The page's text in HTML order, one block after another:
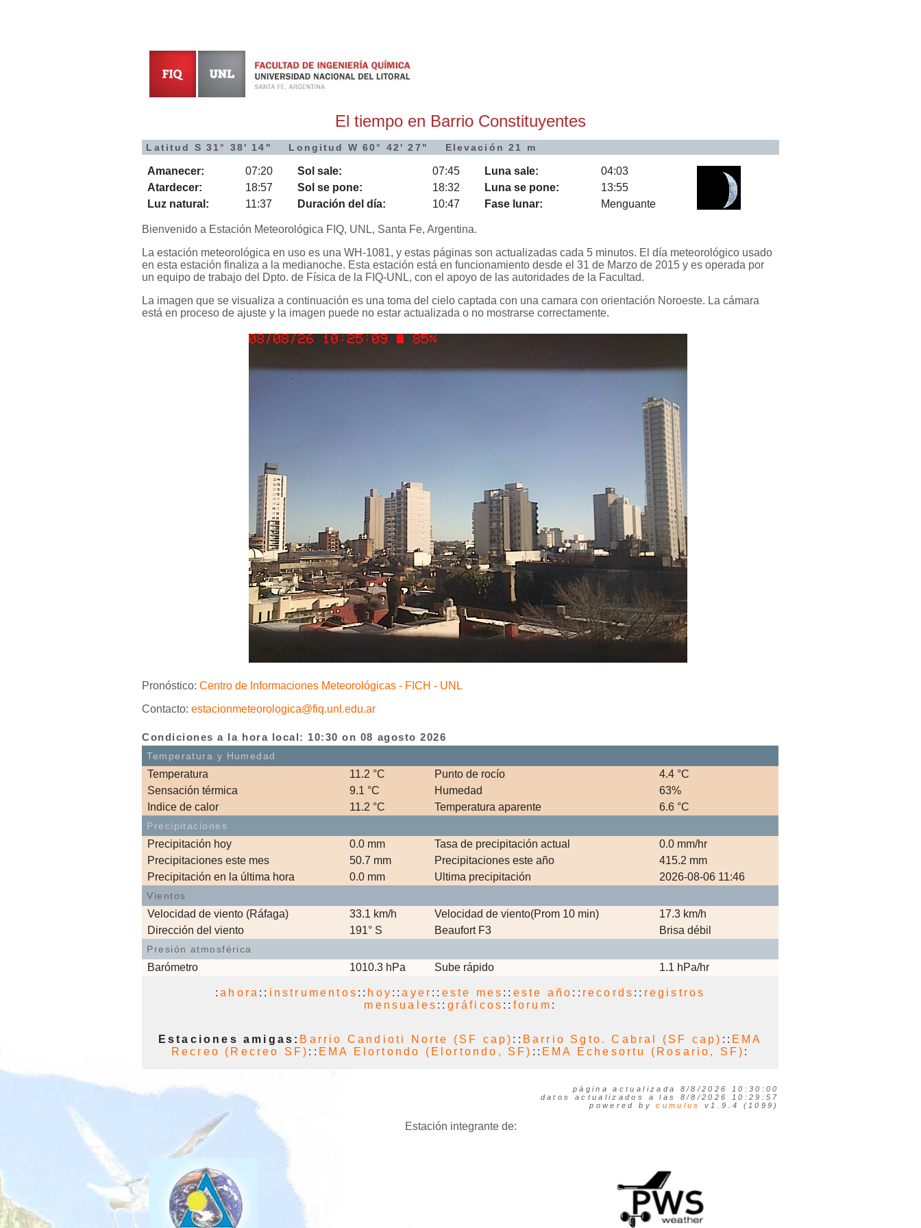
El tiempo en Barrio Constituyentes
Latitud S 31° 38' 14" Longitud W 60° 42' 27" Elevación 21 m
Amanecer: 07:20 Sol sale: 07:45 Luna sale:
04:03
Atardecer:
18:57 Sol se pone: 18:32 Luna se pone:
13:55
Luz natural:
11:37 Duración del día: 10:47 Fase lunar: Menguante
Bienvenido a Estación Meteorológica FIQ, UNL, Santa Fe, Argentina.
La estación meteorológica en uso es una WH-1081, y estas páginas son actualizadas cada 5 minutos. El día meteorológico usado
en esta estación finaliza a la medianoche. Esta estación está en funcionamiento desde el 31 de Marzo de 2015 y es operada por
un equipo de trabajo del Dpto. de Física de la FIQ-UNL, con el apoyo de las autoridades de la Facultad.
La imagen que se visualiza a continuación es una toma del cielo captada con una camara con orientación Noroeste. La cámara
está en proceso de ajuste y la imagen puede no estar actualizada o no mostrarse correctamente.
Pronóstico:Centro de Informaciones Meteorológicas - FICH - UNL
Contacto:estacionmeteorologica@fiq.unl.edu.ar
Condiciones a la hora local: 10:30 on 08 agosto 2026
Temperatura y Humedad
Temperatura 11.2 °C Punto de rocío
4.4 °C
Sensación térmica
9.1 °C Humedad
63%
Indice de calor
11.2 °C Temperatura aparente 6.6 °C
Precipitaciones
Precipitación hoy 0.0 mm Tasa de precipitación actual
0.0 mm/hr
Precipitaciones este mes
50.7 mm Precipitaciones este año
415.2 mm
Precipitación en la última hora
0.0 mm Ultima precipitación 2026-08-06 11:46
Vientos
Velocidad de viento (Ráfaga) 33.1 km/h Velocidad de viento(Prom 10 min)
17.3 km/h
Dirección del viento
191° S Beaufort F3 Brisa débil
Presión atmosférica
Barómetro 1010.3 hPa Sube rápido 1.1 hPa/hr
:ahora :: instrumentos :: hoy ::ayer :: este mes :: este año :: records :: registros
mensuales :: gráficos :: forum :
Estaciones amigas: Barrio Candioti Norte (SF cap) :: Barrio Sgto. Cabral (SF cap) :: EMA
Recreo (Recreo SF) :: EMA Elortondo (Elortondo, SF) :: EMA Echesortu (Rosario, SF) :
página actualizada 8/8/2026 10:30:00
datos actualizados a las 8/8/2026 10:29:57
powered bycumulus v1.9.4 (1099)
Estación integrante de: